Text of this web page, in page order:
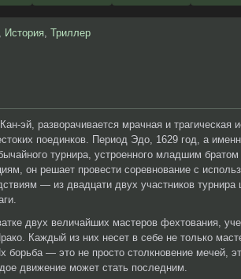
История, Триллер
эй, разворачивается мрачная и трагическая
поединков. Период Эдо, 1629 год, а
турнира, устроенного младшим братом
он решает провести соревнование с
— из двадцати двух участников турнира
двух величайших мастеров фехтования,
Каждый из них несет в себе не только
— это не просто столкновение мечей,
движение может стать последним.